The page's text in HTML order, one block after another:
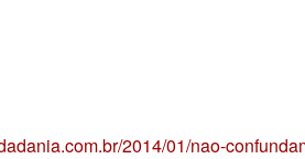
2014/01/nao-